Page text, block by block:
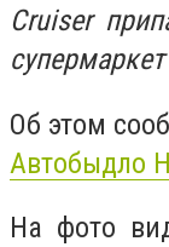
Cruiser
Об этом
Автобыдло
На фото